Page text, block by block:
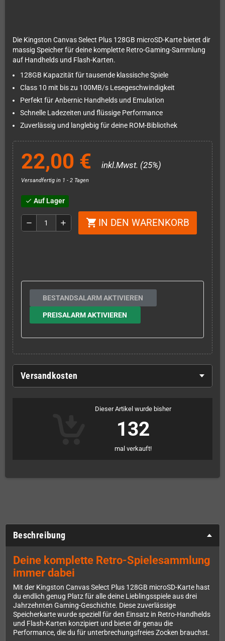
Die Kingston Canvas Select Plus 128GB microSD-Karte bietet dir
massig Speicher für deine komplette Retro-Gaming-Sammlung
auf Handhelds und Flash-Karten.
128GB Kapazität für tausende klassische Spiele
Class 10 mit bis zu 100MB/s Lesegeschwindigkeit
Perfekt für Anbernic Handhelds und Emulation
Schnelle Ladezeiten und flüssige Performance
Zuverlässig und langlebig für deine ROM-Bibliothek
22,00 € inkl.Mwst. (25%)
Versandfertig in 1 - 2 Tagen
check Auf Lager
remove add shopping_cart IN DEN WARENKORB
BESTANDSALARM AKTIVIEREN
PREISALARM AKTIVIEREN
Versandkosten
Dieser Artikel wurde bisher
132
mal verkauft!
Beschreibung
Deine komplette Retro-Spielesammlung
immer dabei
Mit der Kingston Canvas Select Plus 128GB microSD-Karte hast
du endlich genug Platz für alle deine Lieblingsspiele aus drei
Jahrzehnten Gaming-Geschichte. Diese zuverlässige
Speicherkarte wurde speziell für den Einsatz in Retro-Handhelds
und Flash-Karten konzipiert und bietet dir genau die
Performance, die du für unterbrechungsfreies Zocken brauchst.